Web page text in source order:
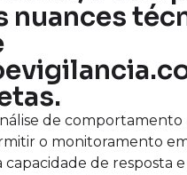
nuances
de
o monitoramento
de resposta